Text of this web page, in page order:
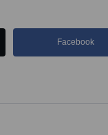
Facebook